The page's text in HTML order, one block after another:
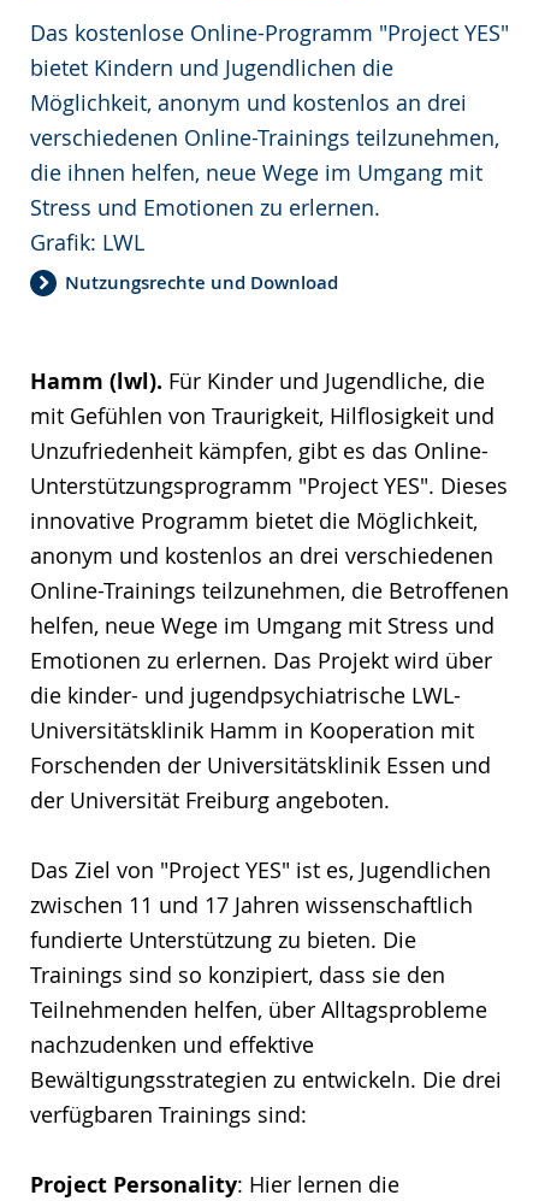
Das kostenlose Online-Programm "Project YES"
bietet Kindern und Jugendlichen die
Möglichkeit, anonym und kostenlos an drei
verschiedenen Online-Trainings teilzunehmen,
die ihnen helfen, neue Wege im Umgang mit
Stress und Emotionen zu erlernen.
Grafik: LWL
Nutzungsrechte und Download
Hamm (lwl). Für Kinder und Jugendliche, die
mit Gefühlen von Traurigkeit, Hilflosigkeit und
Unzufriedenheit kämpfen, gibt es das Online-
Unterstützungsprogramm "Project YES". Dieses
innovative Programm bietet die Möglichkeit,
anonym und kostenlos an drei verschiedenen
Online-Trainings teilzunehmen, die Betroffenen
helfen, neue Wege im Umgang mit Stress und
Emotionen zu erlernen. Das Projekt wird über
die kinder- und jugendpsychiatrische LWL-
Universitätsklinik Hamm in Kooperation mit
Forschenden der Universitätsklinik Essen und
der Universität Freiburg angeboten.
Das Ziel von "Project YES" ist es, Jugendlichen
zwischen 11 und 17 Jahren wissenschaftlich
fundierte Unterstützung zu bieten. Die
Trainings sind so konzipiert, dass sie den
Teilnehmenden helfen, über Alltagsprobleme
nachzudenken und effektive
Bewältigungsstrategien zu entwickeln. Die drei
verfügbaren Trainings sind:
Project Personality: Hier lernen die